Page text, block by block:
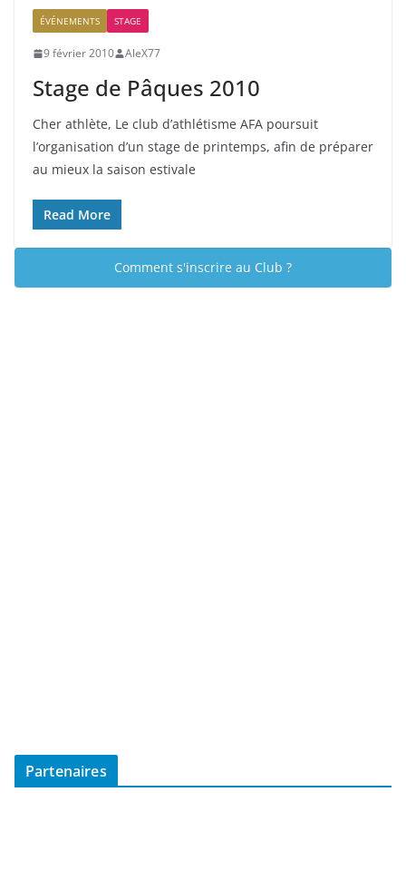
ÉVÉNEMENTS STAGE
9 février 2010 AleX77
Stage de Pâques 2010
Cher athlète, Le club d’athlétisme AFA poursuit
l’organisation d’un stage de printemps, afin de préparer
au mieux la saison estivale
Read More
Comment s'inscrire au Club ?
Partenaires